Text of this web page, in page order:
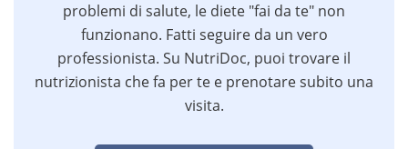
problemi di salute, le diete "fai da te" non
funzionano. Fatti seguire da un vero
professionista. Su NutriDoc, puoi trovare il
nutrizionista che fa per te e prenotare subito una
visita.